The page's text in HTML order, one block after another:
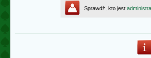
Sprawdź, kto jest